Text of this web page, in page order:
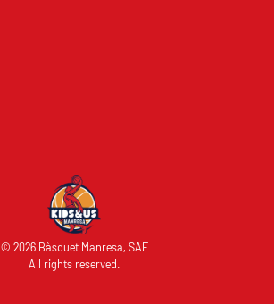
© 2026 Bàsquet Manresa, SAE
All rights reserved.